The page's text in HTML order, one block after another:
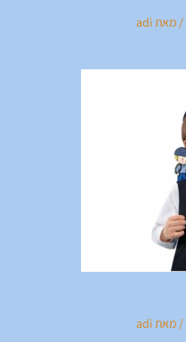
/ מאת adi
/ מאת adi